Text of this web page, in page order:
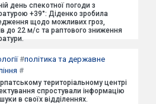
день спекотної погоди з
+39°: Діденко зробила
щодо можливих гроз,
до 22 м/с та раптового зниження
#політика та державне
#
територіальному центрі
спростували інформацію
в своїх відділеннях.